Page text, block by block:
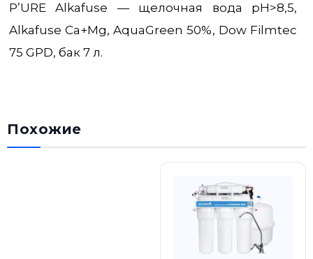
P’URE Alkafuse — щелочная вода pH>8,5,
Alkafuse Ca+Mg, AquaGreen 50%, Dow Filmtec
75 GPD, бак 7 л.
Похожие